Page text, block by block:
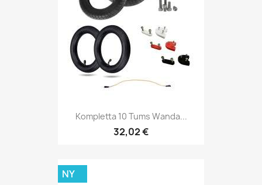
Kompletta 10 Tums Wanda...
32,02 €
NY